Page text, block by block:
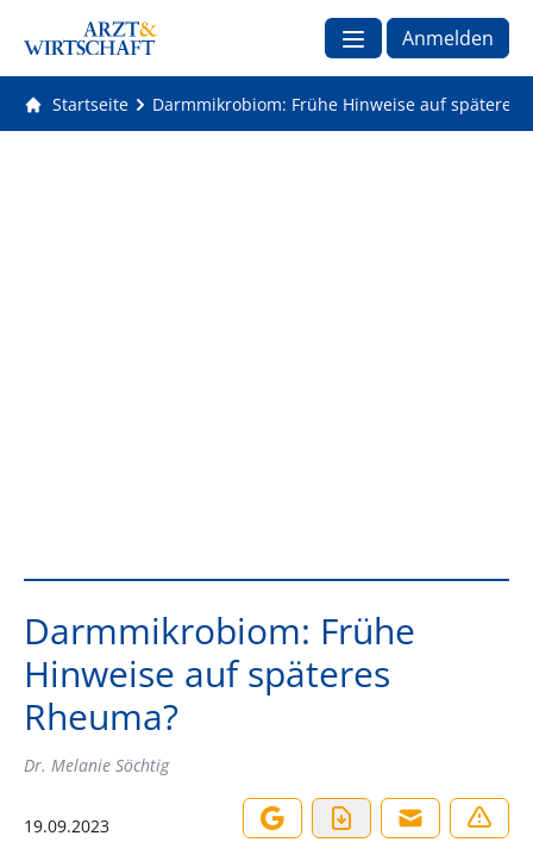
Anmelden
Startseite Darmmikrobiom: Frühe Hinweise auf späteres
Darmmikrobiom: Frühe
Hinweise auf späteres
Rheuma?
Dr. Melanie Söchtig
19.09.2023